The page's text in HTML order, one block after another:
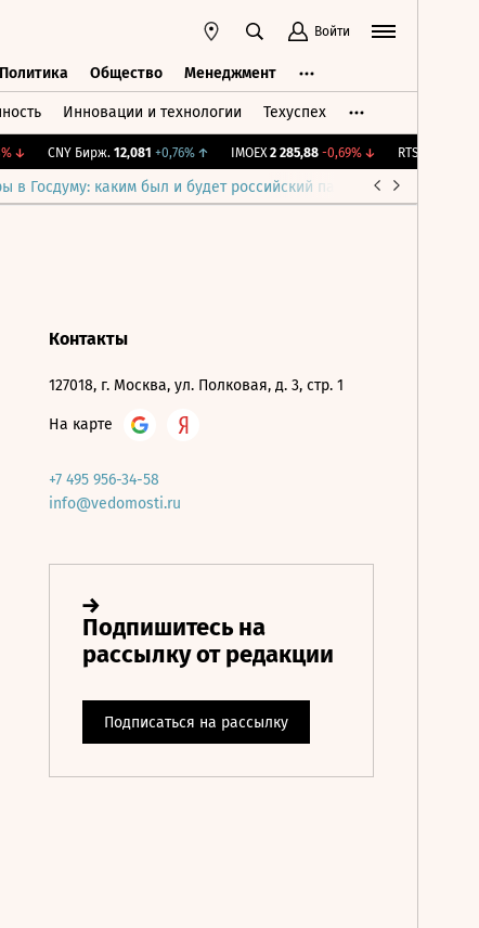
Войти
Политика Общество Менеджмент
Инновации и технологии Техуспех
↓ CNY Бирж. 12,081 +0,76%↑ IMOEX 2 285,88 -0,69%↓ RTSI
в Госдуму: каким был и будет российский парламент
Контакты
127018, г. Москва, ул. Полковая, д. 3, стр. 1
На карте
+7 495 956-34-58
info@vedomosti.ru